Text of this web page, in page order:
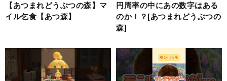
【あつまれどうぶつの森】マ
イル乞食【あつ森】
円周率の中にあの数字はある
のか！？[あつまれどうぶつの
森]